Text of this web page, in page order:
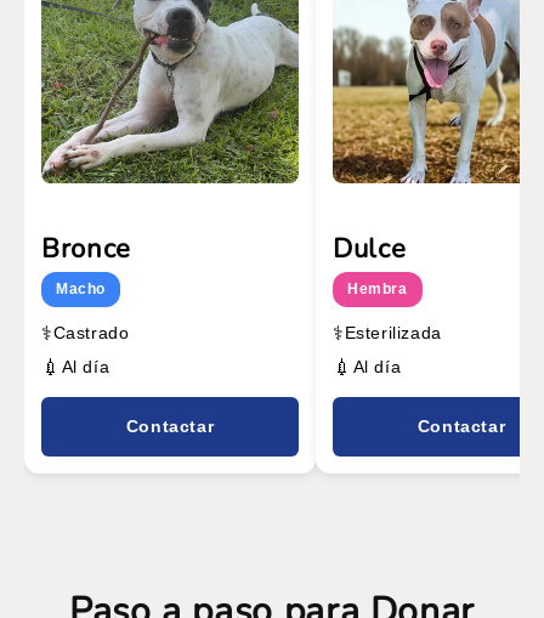
Bronce
Macho
⚕️Castrado
💉 Al día
Contactar
Dulce
Hembra
⚕️Esterilizada
💉 Al día
Contactar